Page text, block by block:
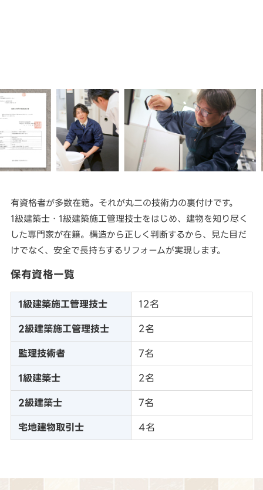
有資格者が多数在籍。それが丸二の技術力の裏付けです。
1級建築士・1級建築施工管理技士をはじめ、建物を知り尽く
した専門家が在籍。構造から正しく判断するから、見た目だ
けでなく、安全で長持ちするリフォームが実現します。
保有資格一覧
1級建築施工管理技士 12名
2級建築施工管理技士 2名
監理技術者 7名
1級建築士 2名
2級建築士 7名
宅地建物取引士 4名